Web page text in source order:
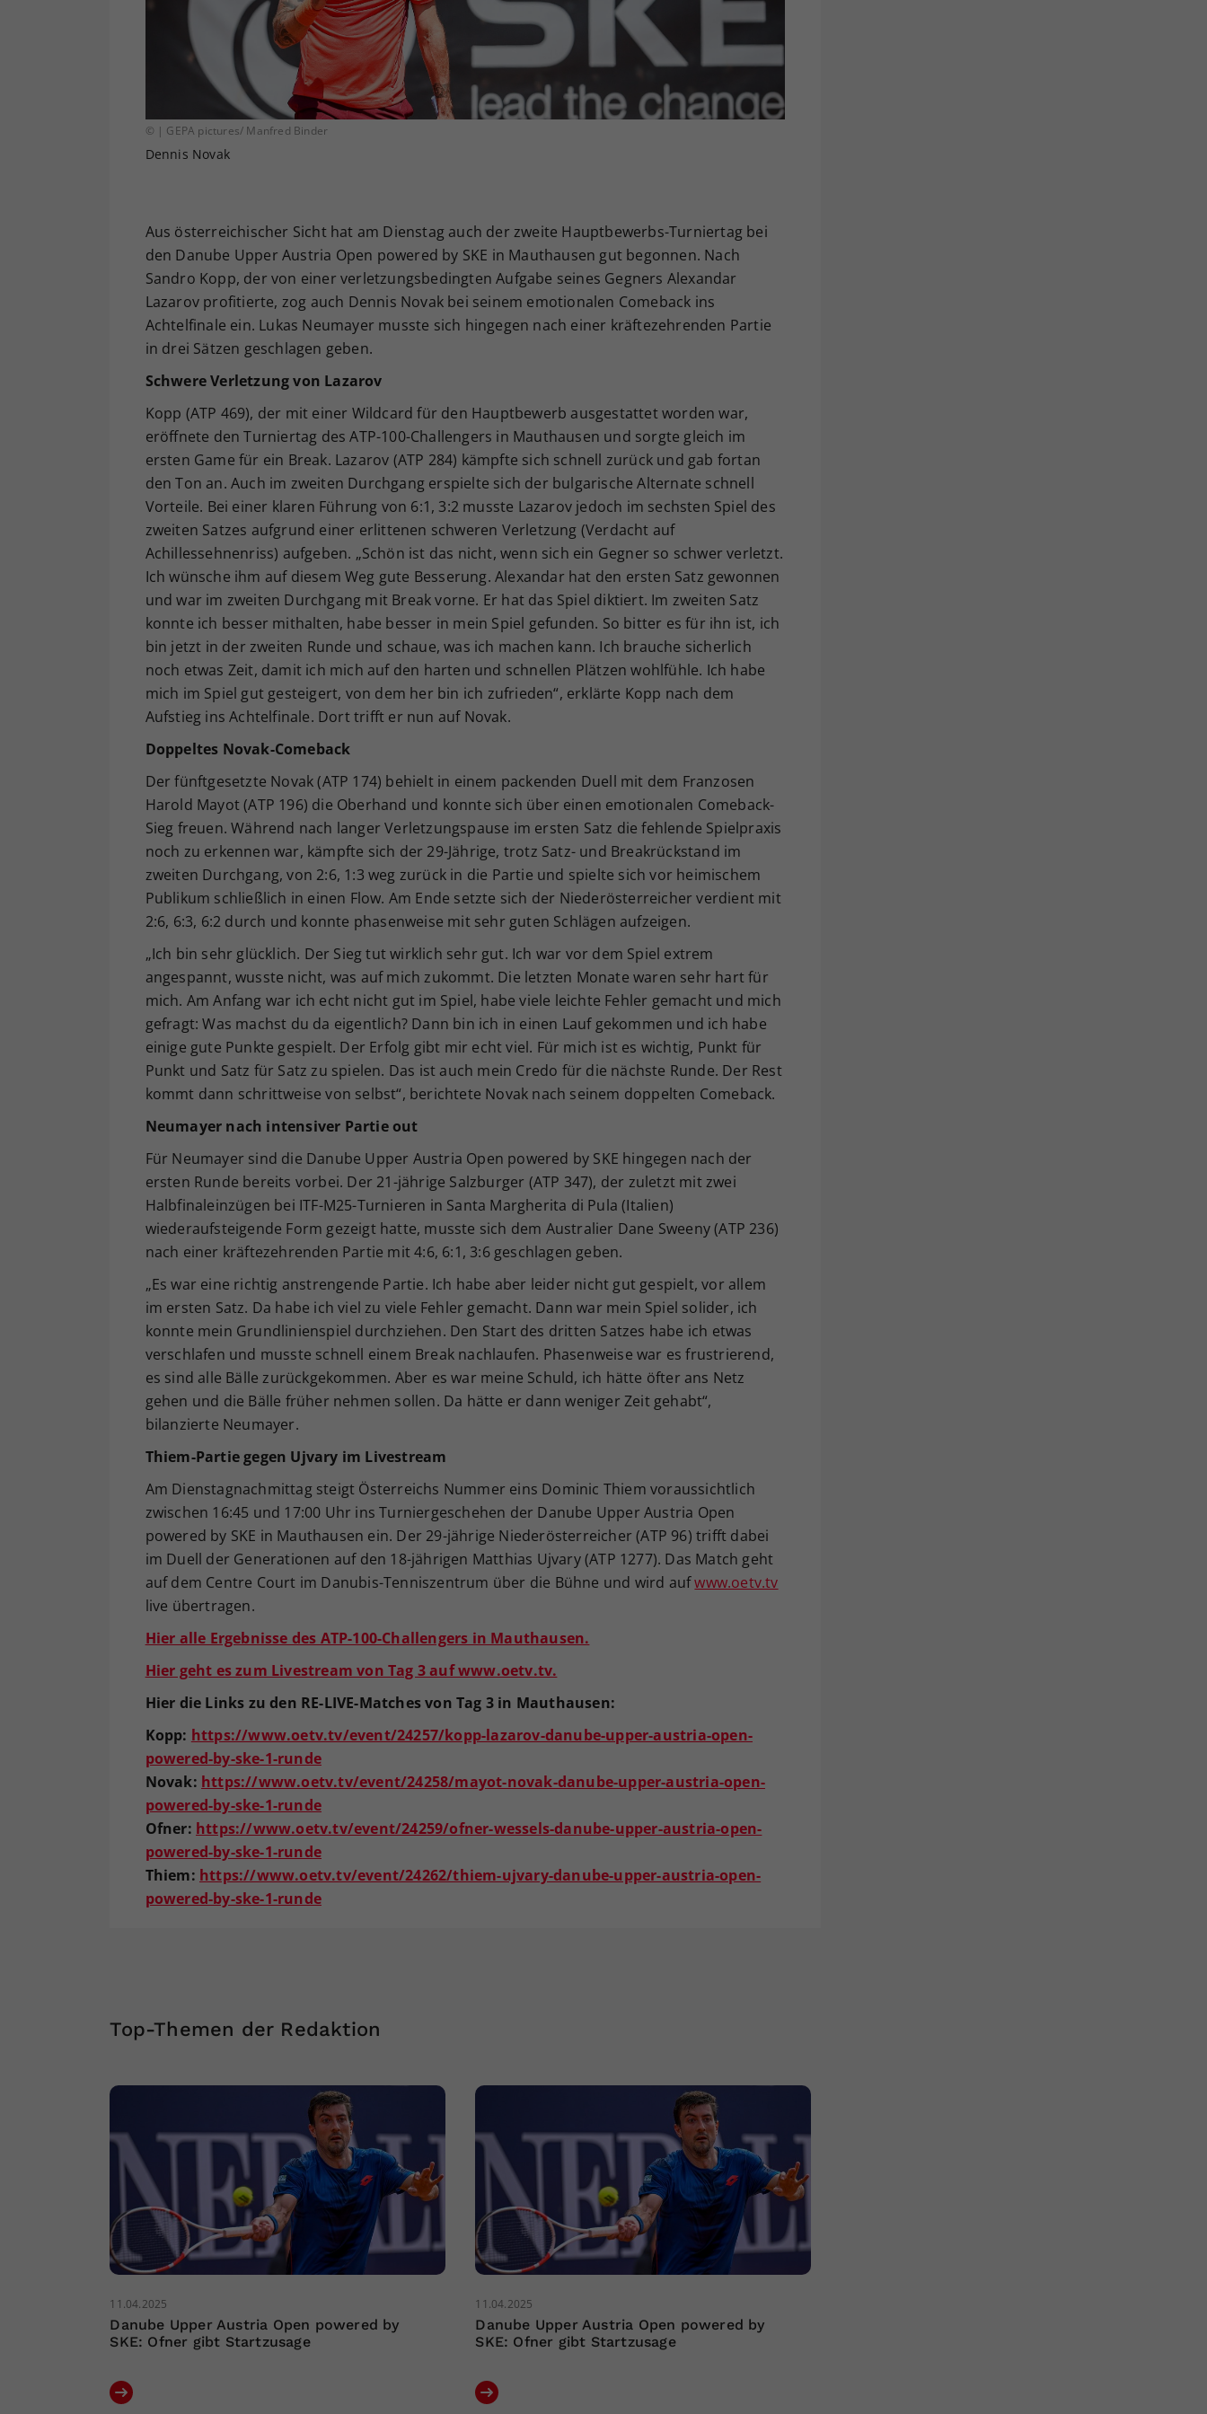
© | GEPA pictures/ Manfred Binder
Dennis Novak
Aus österreichischer Sicht hat am Dienstag auch der zweite Hauptbewerbs-Turniertag bei
den Danube Upper Austria Open powered by SKE in Mauthausen gut begonnen. Nach
Sandro Kopp, der von einer verletzungsbedingten Aufgabe seines Gegners Alexandar
Lazarov profitierte, zog auch Dennis Novak bei seinem emotionalen Comeback ins
Achtelfinale ein. Lukas Neumayer musste sich hingegen nach einer kräftezehrenden Partie
in drei Sätzen geschlagen geben.
Schwere Verletzung von Lazarov
Kopp (ATP 469), der mit einer Wildcard für den Hauptbewerb ausgestattet worden war,
eröffnete den Turniertag des ATP-100-Challengers in Mauthausen und sorgte gleich im
ersten Game für ein Break. Lazarov (ATP 284) kämpfte sich schnell zurück und gab fortan
den Ton an. Auch im zweiten Durchgang erspielte sich der bulgarische Alternate schnell
Vorteile. Bei einer klaren Führung von 6:1, 3:2 musste Lazarov jedoch im sechsten Spiel des
zweiten Satzes aufgrund einer erlittenen schweren Verletzung (Verdacht auf
Achillessehnenriss) aufgeben. „Schön ist das nicht, wenn sich ein Gegner so schwer verletzt.
Ich wünsche ihm auf diesem Weg gute Besserung. Alexandar hat den ersten Satz gewonnen
und war im zweiten Durchgang mit Break vorne. Er hat das Spiel diktiert. Im zweiten Satz
konnte ich besser mithalten, habe besser in mein Spiel gefunden. So bitter es für ihn ist, ich
bin jetzt in der zweiten Runde und schaue, was ich machen kann. Ich brauche sicherlich
noch etwas Zeit, damit ich mich auf den harten und schnellen Plätzen wohlfühle. Ich habe
mich im Spiel gut gesteigert, von dem her bin ich zufrieden“, erklärte Kopp nach dem
Aufstieg ins Achtelfinale. Dort trifft er nun auf Novak.
Doppeltes Novak-Comeback
Der fünftgesetzte Novak (ATP 174) behielt in einem packenden Duell mit dem Franzosen
Harold Mayot (ATP 196) die Oberhand und konnte sich über einen emotionalen Comeback-
Sieg freuen. Während nach langer Verletzungspause im ersten Satz die fehlende Spielpraxis
noch zu erkennen war, kämpfte sich der 29-Jährige, trotz Satz- und Breakrückstand im
zweiten Durchgang, von 2:6, 1:3 weg zurück in die Partie und spielte sich vor heimischem
Publikum schließlich in einen Flow. Am Ende setzte sich der Niederösterreicher verdient mit
2:6, 6:3, 6:2 durch und konnte phasenweise mit sehr guten Schlägen aufzeigen.
„Ich bin sehr glücklich. Der Sieg tut wirklich sehr gut. Ich war vor dem Spiel extrem
angespannt, wusste nicht, was auf mich zukommt. Die letzten Monate waren sehr hart für
mich. Am Anfang war ich echt nicht gut im Spiel, habe viele leichte Fehler gemacht und mich
gefragt: Was machst du da eigentlich? Dann bin ich in einen Lauf gekommen und ich habe
einige gute Punkte gespielt. Der Erfolg gibt mir echt viel. Für mich ist es wichtig, Punkt für
Punkt und Satz für Satz zu spielen. Das ist auch mein Credo für die nächste Runde. Der Rest
kommt dann schrittweise von selbst“, berichtete Novak nach seinem doppelten Comeback.
Neumayer nach intensiver Partie out
Für Neumayer sind die Danube Upper Austria Open powered by SKE hingegen nach der
ersten Runde bereits vorbei. Der 21-jährige Salzburger (ATP 347), der zuletzt mit zwei
Halbfinaleinzügen bei ITF-M25-Turnieren in Santa Margherita di Pula (Italien)
wiederaufsteigende Form gezeigt hatte, musste sich dem Australier Dane Sweeny (ATP 236)
nach einer kräftezehrenden Partie mit 4:6, 6:1, 3:6 geschlagen geben.
„Es war eine richtig anstrengende Partie. Ich habe aber leider nicht gut gespielt, vor allem
im ersten Satz. Da habe ich viel zu viele Fehler gemacht. Dann war mein Spiel solider, ich
konnte mein Grundlinienspiel durchziehen. Den Start des dritten Satzes habe ich etwas
verschlafen und musste schnell einem Break nachlaufen. Phasenweise war es frustrierend,
es sind alle Bälle zurückgekommen. Aber es war meine Schuld, ich hätte öfter ans Netz
gehen und die Bälle früher nehmen sollen. Da hätte er dann weniger Zeit gehabt“,
bilanzierte Neumayer.
Thiem-Partie gegen Ujvary im Livestream
Am Dienstagnachmittag steigt Österreichs Nummer eins Dominic Thiem voraussichtlich
zwischen 16:45 und 17:00 Uhr ins Turniergeschehen der Danube Upper Austria Open
powered by SKE in Mauthausen ein. Der 29-jährige Niederösterreicher (ATP 96) trifft dabei
im Duell der Generationen auf den 18-jährigen Matthias Ujvary (ATP 1277). Das Match geht
auf dem Centre Court im Danubis-Tenniszentrum über die Bühne und wird aufwww.oetv.tv
live übertragen.
Hier alle Ergebnisse des ATP-100-Challengers in Mauthausen.
Hier geht es zum Livestream von Tag 3 auf www.oetv.tv.
Hier die Links zu den RE-LIVE-Matches von Tag 3 in Mauthausen:
Kopp: https://www.oetv.tv/event/24257/kopp-lazarov-danube-upper-austria-open-
powered-by-ske-1-runde
Novak: https://www.oetv.tv/event/24258/mayot-novak-danube-upper-austria-open-
powered-by-ske-1-runde
Ofner: https://www.oetv.tv/event/24259/ofner-wessels-danube-upper-austria-open-
powered-by-ske-1-runde
Thiem: https://www.oetv.tv/event/24262/thiem-ujvary-danube-upper-austria-open-
powered-by-ske-1-runde
Top-Themen der Redaktion
11.04.2025
Danube Upper Austria Open powered by
SKE: Ofner gibt Startzusage
11.04.2025
Danube Upper Austria Open powered by
SKE: Ofner gibt Startzusage
Ihrer vorgenommen Einstellungen, falls der
Webseiten-Betreiber dies eingestellt hat.